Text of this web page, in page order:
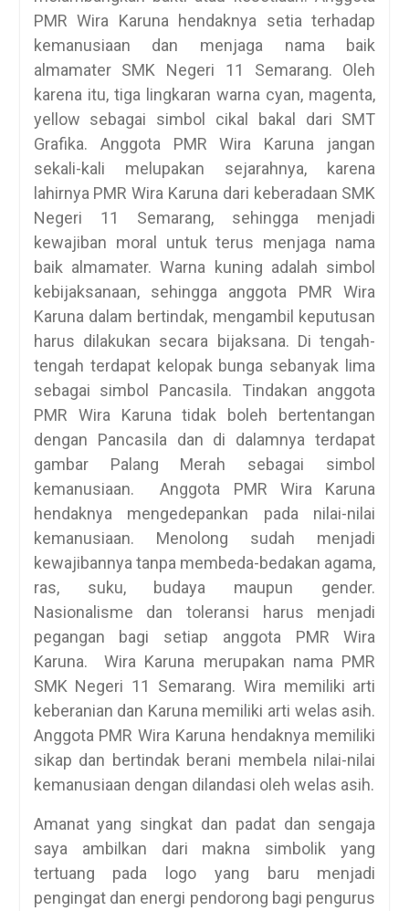
PMR Wira Karuna hendaknya setia terhadap
kemanusiaan dan menjaga nama baik
almamater SMK Negeri 11 Semarang. Oleh
karena itu, tiga lingkaran warna cyan, magenta,
yellow sebagai simbol cikal bakal dari SMT
Grafika. Anggota PMR Wira Karuna jangan
sekali-kali melupakan sejarahnya, karena
lahirnya PMR Wira Karuna dari keberadaan SMK
Negeri 11 Semarang, sehingga menjadi
kewajiban moral untuk terus menjaga nama
baik almamater. Warna kuning adalah simbol
kebijaksanaan, sehingga anggota PMR Wira
Karuna dalam bertindak, mengambil keputusan
harus dilakukan secara bijaksana. Di tengah-
tengah terdapat kelopak bunga sebanyak lima
sebagai simbol Pancasila. Tindakan anggota
PMR Wira Karuna tidak boleh bertentangan
dengan Pancasila dan di dalamnya terdapat
gambar Palang Merah sebagai simbol
kemanusiaan. Anggota PMR Wira Karuna
hendaknya mengedepankan pada nilai-nilai
kemanusiaan. Menolong sudah menjadi
kewajibannya tanpa membeda-bedakan agama,
ras, suku, budaya maupun gender.
Nasionalisme dan toleransi harus menjadi
pegangan bagi setiap anggota PMR Wira
Karuna. Wira Karuna merupakan nama PMR
SMK Negeri 11 Semarang. Wira memiliki arti
keberanian dan Karuna memiliki arti welas asih.
Anggota PMR Wira Karuna hendaknya memiliki
sikap dan bertindak berani membela nilai-nilai
kemanusiaan dengan dilandasi oleh welas asih.
Amanat yang singkat dan padat dan sengaja
saya ambilkan dari makna simbolik yang
tertuang pada logo yang baru menjadi
pengingat dan energi pendorong bagi pengurus